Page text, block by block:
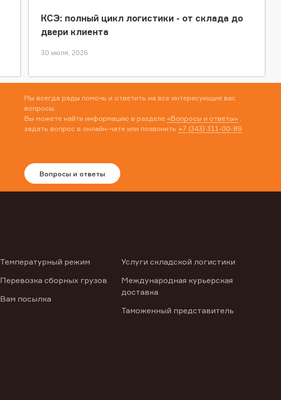
КСЭ: полный цикл логистики - от склада до
двери клиента
30 июля, 2026
Мы всегда рады помочь и ответить на все интересующие вас
вопросы.
Вы можете найти информацию в разделе «Вопросы и ответы»
задать вопрос в онлайн-чате или позвонить +7 (343) 311-00-89
Вопросы и ответы
Температурный режим
Перевозка сборных грузов
Вам посылка
Услуги складской логистики
Международная курьерская
доставка
Таможенный представитель